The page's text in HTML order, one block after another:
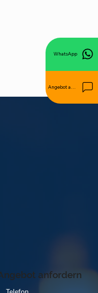
anfordern
Telefon
WhatsApp
Angebot anfordern